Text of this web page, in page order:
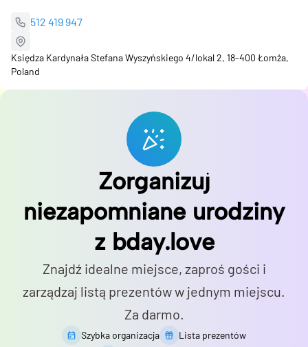
512 419 947
Księdza Kardynała Stefana Wyszyńskiego 4/lokal 2, 18-400 Łomża,
Poland
Zorganizuj
niezapomniane urodziny
z bday.love
Znajdź idealne miejsce, zaproś gości i
zarządzaj listą prezentów w jednym miejscu.
Za darmo.
Szybka organizacja
Lista prezentów